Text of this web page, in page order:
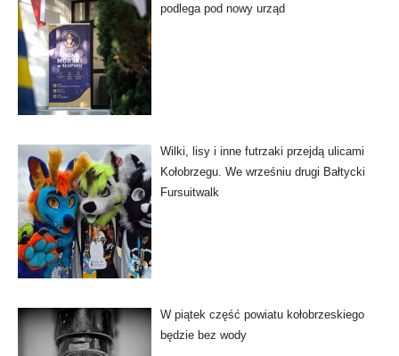
podlega pod nowy urząd
Wilki, lisy i inne futrzaki przejdą ulicami
Kołobrzegu. We wrześniu drugi Bałtycki
Fursuitwalk
W piątek część powiatu kołobrzeskiego
będzie bez wody